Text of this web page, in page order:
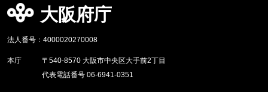
大阪府庁
法人番号：4000020270008
本庁
〒540-8570 大阪市中央区大手前2丁目
代表電話番号 06-6941-0351